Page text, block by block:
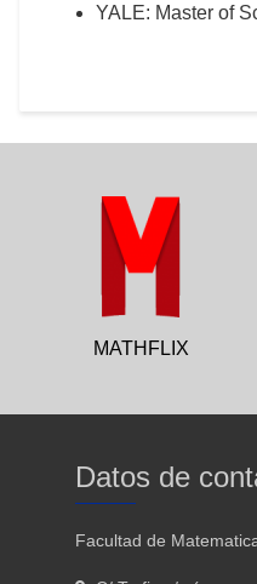
YALE: Master of
MATHFLIX
Datos de
Facultad de